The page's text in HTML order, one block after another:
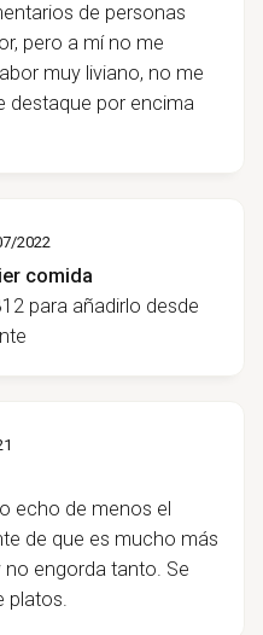
de personas
pero a mí no me
muy liviano, no me
destaque por encima
2022
comida
para añadirlo desde
echo de menos el
de que es mucho más
engorda tanto. Se
platos.